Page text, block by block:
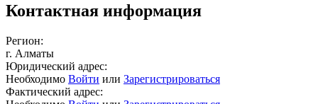
Контактная информация
Регион:
г. Алматы
Юридический адрес:
Необходимо Войти или Зарегистрироваться
Фактический адрес: